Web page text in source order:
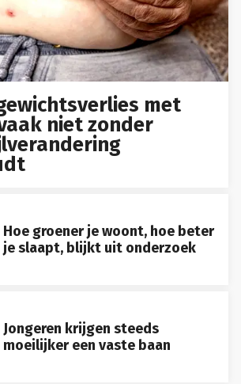
met
niet zonder
Hoe groener je woont, hoe beter
je slaapt, blijkt uit onderzoek
Jongeren krijgen steeds
moeilijker een vaste baan